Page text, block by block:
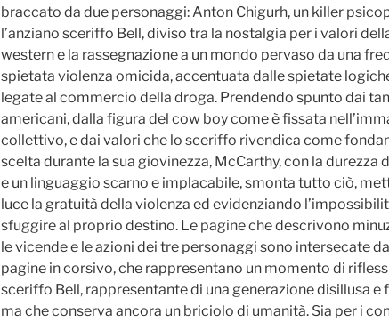
braccato da due personaggi: Anton Chigurh, un killer
l’anziano sceriffo Bell, diviso tra la nostalgia per i valori
western e la rassegnazione a un mondo pervaso da una
spietata violenza omicida, accentuata dalle spietate
legate al commercio della droga. Prendendo spunto dai
americani, dalla figura del cow boy come è fissata
collettivo, e dai valori che lo sceriffo rivendica come
scelta durante la sua giovinezza, McCarthy, con la durezza
e un linguaggio scarno e implacabile, smonta tutto ciò,
luce la gratuità della violenza ed evidenziando
sfuggire al proprio destino. Le pagine che descrivono
le vicende e le azioni dei tre personaggi sono intersecate
pagine in corsivo, che rappresentano un momento di
sceriffo Bell, rappresentante di una generazione disillusa e
ma che conserva ancora un briciolo di umanità. Sia per i